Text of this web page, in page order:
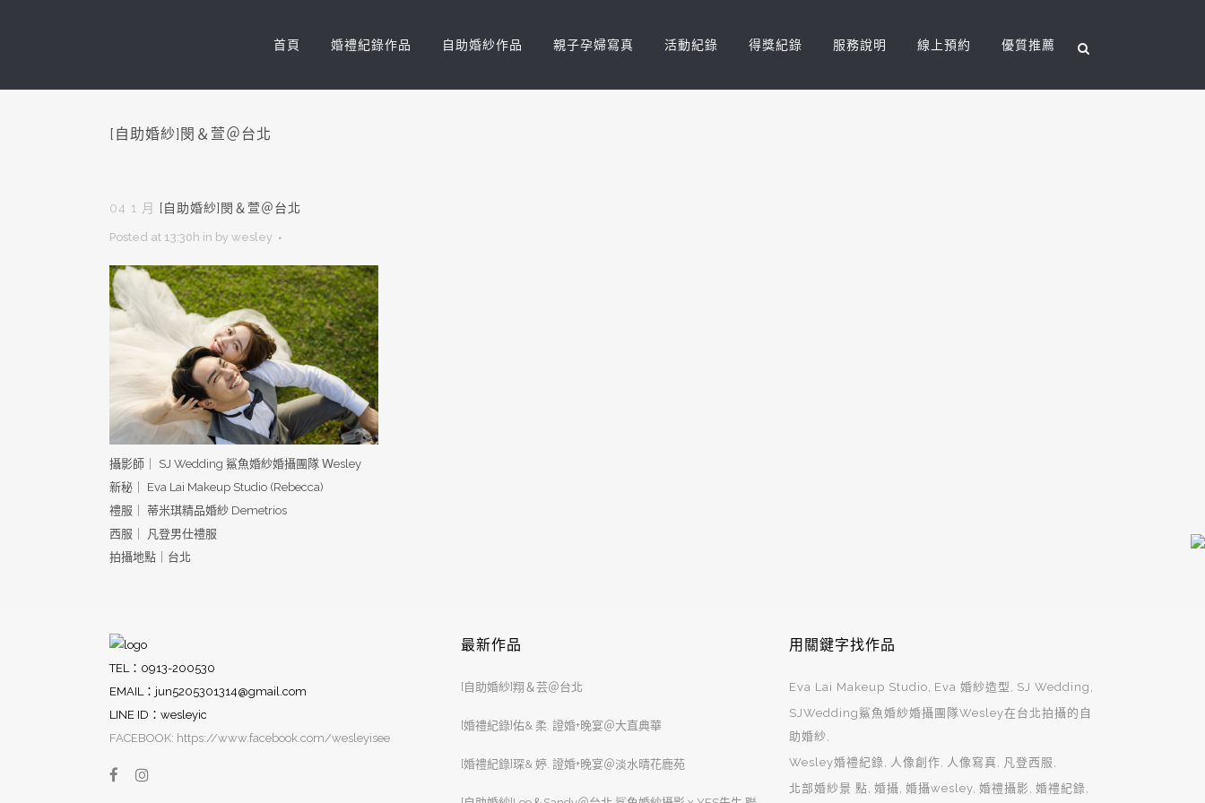
首頁 婚禮紀錄作品 自助婚紗作品 親子孕婦寫真 活動紀錄 得獎紀錄 服務說明 線上預約 優質推薦
[自助婚紗]閔＆萱＠台北
04 1 月 [自助婚紗]閔＆萱＠台北
Posted at 13:30h in by wesley
攝影師｜ SJ Wedding 鯊魚婚紗婚攝團隊 Ｗesley
新秘｜ Eva Lai Makeup Studio (Rebecca)
禮服｜ 蒂米琪精品婚紗 Demetrios
西服｜ 凡登男仕禮服
拍攝地點｜台北
TEL：0913-200530
EMAIL： jun5205301314@gmail.com
LINE ID：wesleyic
FACEBOOK: https://www.facebook.com/wesleyisee
最新作品
[自助婚紗]翔＆芸＠台北
[婚禮紀錄]佑& 柔. 證婚+晚宴＠大直典華
[婚禮紀錄]琛& 婷. 證婚+晚宴＠淡水晴花鹿苑
用關鍵字找作品
Eva Lai Makeup Studio Eva 婚紗造型
SJ Wedding
SJWedding鯊魚婚紗婚攝團隊Wesley在台北拍攝的自
助婚紗
Wesley婚禮紀錄 人像創作 人像寫真
凡登西服
北部婚紗景 點 婚攝 婚攝wesley 婚禮攝影 婚禮紀錄